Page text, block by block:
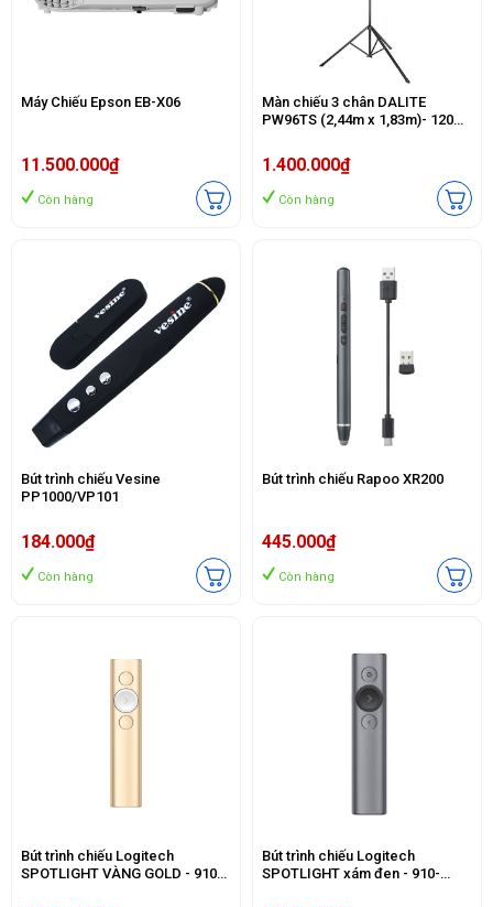
Máy Chiếu Epson EB-X06
11.500.000₫
Còn hàng
Màn chiếu 3 chân DALITE
PW96TS (2,44m x 1,83m)- 120
1.400.000₫
Còn hàng
Bút trình chiếu Vesine
PP1000/VP101
184.000₫
Còn hàng
Bút trình chiếu Rapoo XR200
445.000₫
Còn hàng
Bút trình chiếu Logitech
SPOTLIGHT VÀNG GOLD - 910-
Bút trình chiếu Logitech
SPOTLIGHT xám đen - 910-